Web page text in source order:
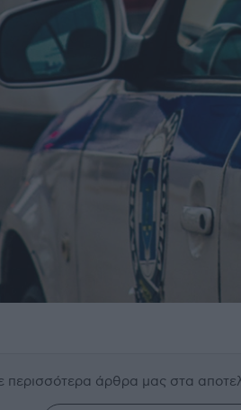
περισσότερα άρθρα μας στα